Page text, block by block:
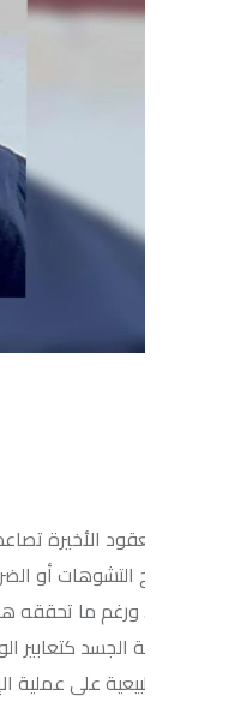
الأخيرة تصاعداً لافتاً في
أو الضرورات
ما تحققه هذه العمليات
الجسد كتعابير الوجه
على عملية الإتصال